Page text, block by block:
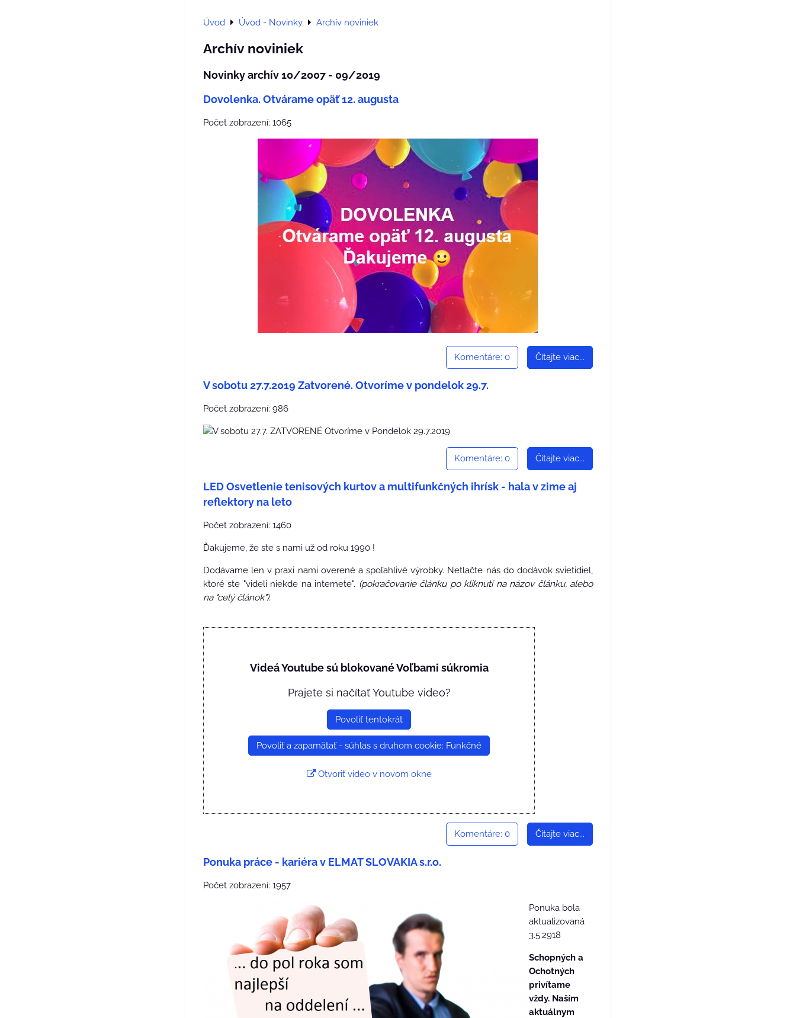
Úvod Úvod - Novinky Archív noviniek
Archív noviniek
Novinky archív 10/2007 - 09/2019
Dovolenka. Otvárame opäť 12. augusta
Počet zobrazení: 1065
Čítajte viac...
Komentáre: 0
V sobotu 27.7.2019 Zatvorené. Otvoríme v pondelok 29.7.
Počet zobrazení: 986
Čítajte viac...
Komentáre: 0
LED Osvetlenie tenisových kurtov a multifunkčných ihrísk - hala v zime aj
reflektory na leto
Počet zobrazení: 1460
Ďakujeme, že ste s nami už od roku 1990 !
Dodávame len v praxi nami overené a spoľahlivé výrobky. Netlačte nás do dodávok svietidiel,
ktoré ste "videli niekde na internete". (pokračovanie článku po kliknutí na názov článku, alebo
na "celý článok").
Videá Youtube sú blokované Voľbami súkromia
Prajete si načítať Youtube video?
Povoliť tentokrát
Povoliť a zapamätať - súhlas s druhom cookie: Funkčné
Otvoriť video v novom okne
Čítajte viac...
Komentáre: 0
Ponuka práce - kariéra v ELMAT SLOVAKIA s.r.o.
Počet zobrazení: 1957
Ponuka bola
aktualizovaná
3.5.2918
Schopných a
Ochotných
privítame
vždy. Naším
aktuálnym